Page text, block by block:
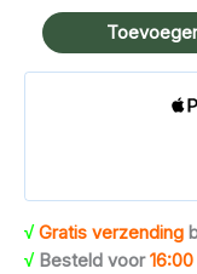
Design
Light
hanglamp
accent
aantal
√ Gratis verzending
√Besteld voor